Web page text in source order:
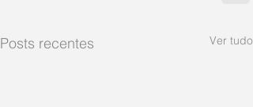
Posts recentes Ver tudo